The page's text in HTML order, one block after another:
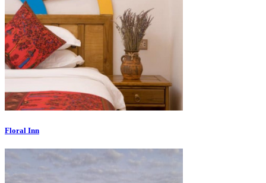
Floral Inn